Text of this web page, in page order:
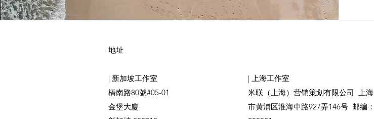
地址
| 新加坡工作室
橋南路80號#05-01
金堡大廈
| 上海工作室
米联（上海）营销策划有限公司 上海
市黄浦区淮海中路927弄146号 邮编：